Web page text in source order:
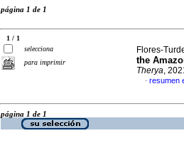
página 1 de 1
1 / 1
selecciona
para imprimir
Flores-
the
Therya,
· resumen
página 1 de 1